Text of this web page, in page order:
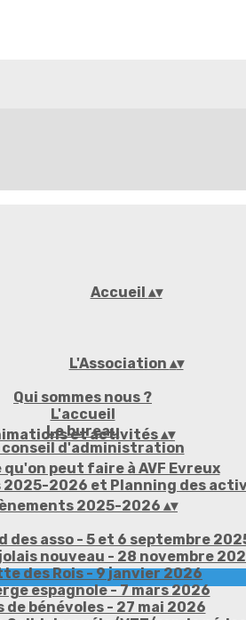
Accueil ▴▾
L'Association ▴▾
Qui sommes nous ?
L'accueil
Le bureau
conseil d'administration
et activités▴▾
qu'on peut faire à AVF Evreux
2025-2026 et Planning des
2025-2026 ▴▾
des asso - 5 et 6 septembre
nouveau - 28 novembre
des Rois - 9 janvier 2026
espagnole - 7 mars 2026
de bénévoles - 27 mai 2026